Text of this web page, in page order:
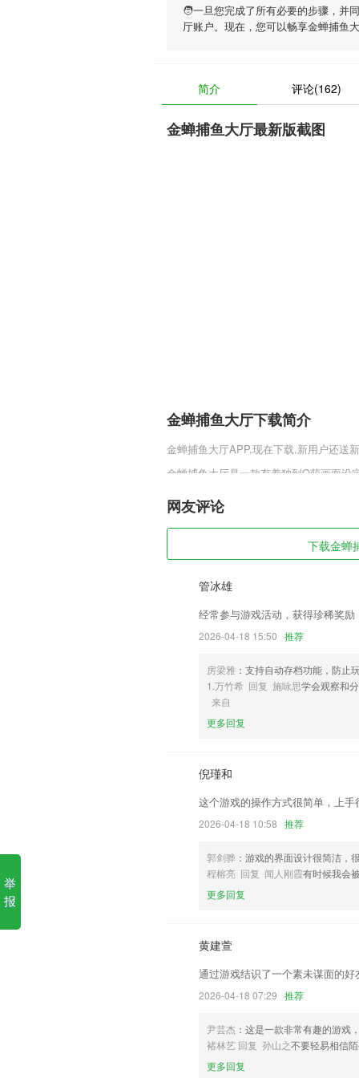
🧑一旦您完成了所有必要的步骤，并
厅账户。现在，您可以畅享金蝉捕鱼
简介 评论(162)
金蝉捕鱼大厅最新版截图
金蝉捕鱼大厅下载简介
金蝉捕鱼大厅APP,现在下载,新用户还送
金蝉捕鱼大厅是一款有着独到Q萌画面
片广阔的天空自由翱翔。
金蝉捕鱼大厅软件特色
1,一键扫码解锁，让操作变的更简单
2,实现教师和家长间顺畅沟通，随时掌
校政策消息，良好的交流氛围，高质量
4,放心：老师都经严格认证，择优推荐，
5,【挑战关卡】
6,自动缩放使得插入、移动、编辑图表
金蝉捕鱼大厅软件优势
2.效果棒，许多学生使用软件学习英语
3.超强韩语日常对话学习！韩语翻译，
4.：可以方便学生进行选择相应的古诗进
6.环保爱地球，学习音档与影片随时观看
金蝉捕鱼大厅更新了什么?
个人中心优化，我的主页更好看啦；
V商会员上线，会员尊享需求无限发商
修改图文直播内容显示不全的问题
自定义模块苹果手机无法查看数据
联系我们
网友评论
下载金蝉
管冰雄
经常参与游戏活动，获得珍稀奖励
2026-04-18 15:50 推荐
房梁雅 ：支持自动存档功能，防止
1.万竹希 回复 施咏思学会观察和
来自
更多回复
倪瑾和
这个游戏的操作方式很简单，上
2026-04-18 10:58 推荐
郭剑骅 ：游戏的界面设计很简洁，
程榕亮 回复 闻人刚霞有时候我会
更多回复
黄建萱
通过游戏结识了一个素未谋面的
2026-04-18 07:29 推荐
尹芸杰 ：这是一款非常有趣的游戏
褚林艺 回复 孙山之不要轻易相信
更多回复
举
报